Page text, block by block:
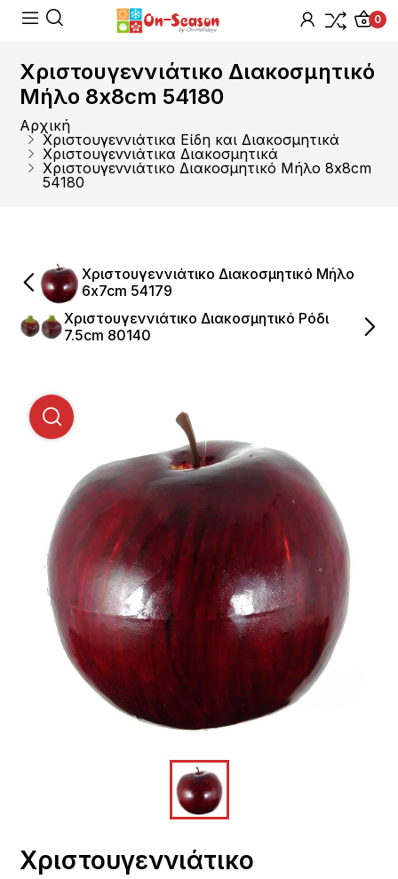
0
Χριστουγεννιάτικο Διακοσμητικό
Μήλο 8x8cm 54180
Αρχική
Χριστουγεννιάτικα Είδη και Διακοσμητικά
Χριστουγεννιάτικα Διακοσμητικά
Χριστουγεννιάτικο Διακοσμητικό Μήλο 8x8cm
54180
Χριστουγεννιάτικο Διακοσμητικό Μήλο
6x7cm 54179
Χριστουγεννιάτικο Διακοσμητικό Ρόδι
7.5cm 80140
Χριστουγεννιάτικο